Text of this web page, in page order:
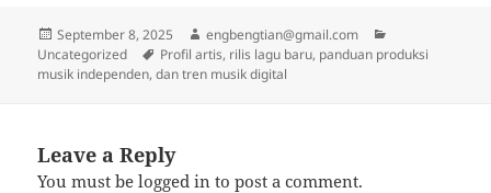
Posted
on
September 8, 2025 Author
engbengtian@gmail.com
Uncategorized
Tags
Profil artis, rilis lagu baru, panduan produksi
musik independen, dan tren musik digital
Leave a Reply
You must belogged in to post a comment.